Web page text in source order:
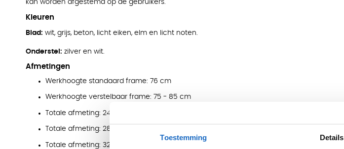
Toestemming Details
kan worden afgestemd op de gebruikers.
Kleuren
Blad: wit, grijs, beton, licht eiken, elm en licht noten.
Onderstel: zilver en wit.
Afmetingen
Werkhoogte standaard frame: 76 cm
Werkhoogte verstelbaar frame: 75 - 85 cm
Totale afmeting: 240 x 181,5 cm
Totale afmeting: 280 x 181,5 cm
Totale afmeting: 320 x 181,5 cm